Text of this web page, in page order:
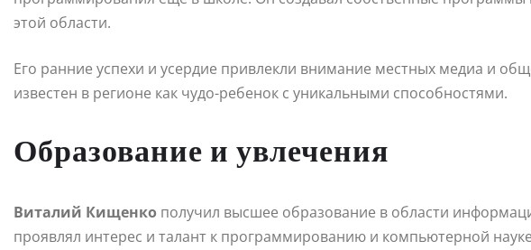
этой области.
Его ранние успехи и усердие привлекли внимание местных медиа и
известен в регионе как чудо-ребенок с уникальными способностями.
Образование и увлечения
Виталий Кищенко получил высшее образование в области
проявлял интерес и талант к программированию и компьютерной